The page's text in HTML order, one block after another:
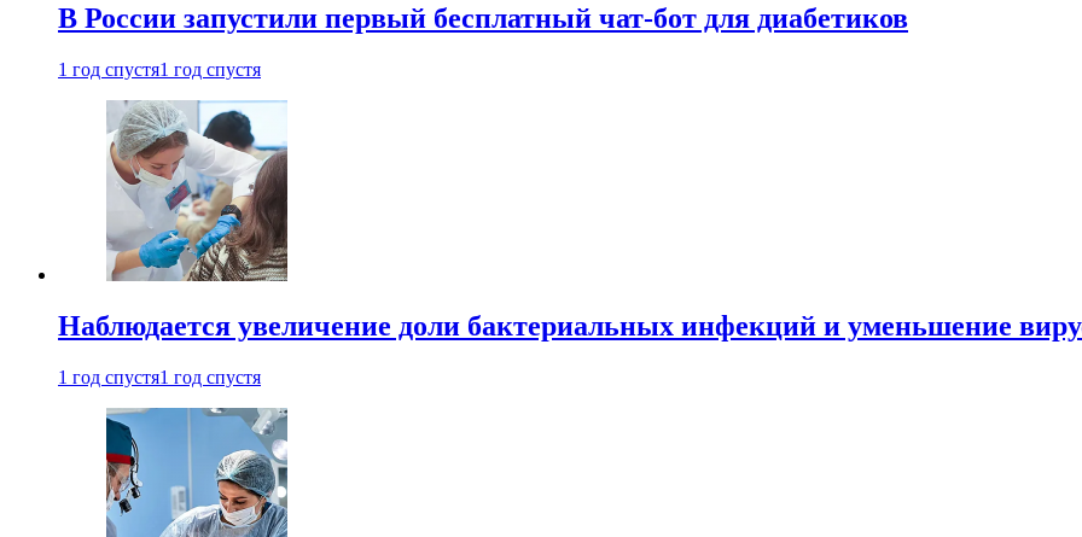
В России запустили первый бесплатный чат-бот для диабетиков
1 год спустя1 год спустя
Наблюдается увеличение доли бактериальных инфекций и уменьшение
1 год спустя1 год спустя